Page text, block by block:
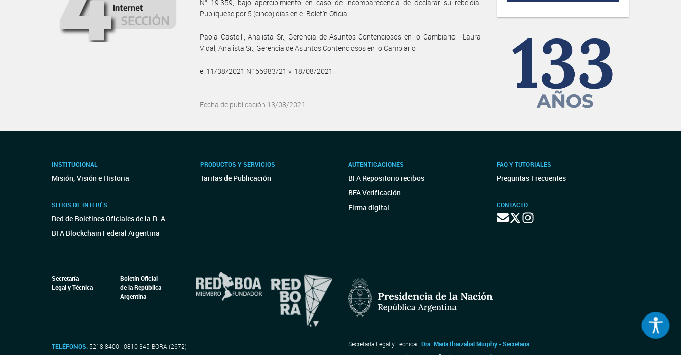
N° 19.359, bajo apercibimiento en caso de incomparecencia de declarar su rebeldía.
Publíquese por 5 (cinco) días en el Boletín Oficial.
Paola Castelli, Analista Sr., Gerencia de Asuntos Contenciosos en lo Cambiario - Laura
Vidal, Analista Sr., Gerencia de Asuntos Contenciosos en lo Cambiario.
e. 11/08/2021 N° 55983/21 v. 18/08/2021
Fecha de publicación 13/08/2021
INSTITUCIONAL
Misión, Visión e Historia
SITIOS DE INTERÉS
Red de Boletines Oficiales de la R. A.
BFA Blockchain Federal Argentina
PRODUCTOS Y SERVICIOS
Tarifas de Publicación
AUTENTICACIONES
BFA Repositorio recibos
BFA Verificación
Firma digital
FAQ Y TUTORIALES
Preguntas Frecuentes
CONTACTO
Secretaría
Legal y Técnica
Boletín Oficial
de la República
Argentina
TELÉFONOS: 5218-8400 - 0810-345-BORA (2672) Secretaría Legal y Técnica | Dra. María Ibarzabal Murphy - Secretaria